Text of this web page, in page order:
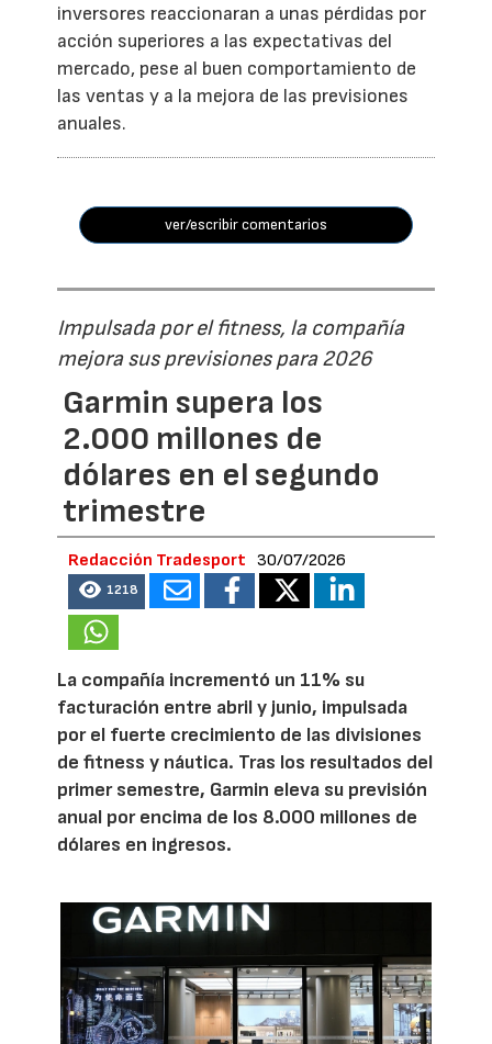
inversores reaccionaran a unas pérdidas por
acción superiores a las expectativas del
mercado, pese al buen comportamiento de
las ventas y a la mejora de las previsiones
anuales.
ver/escribir comentarios
Impulsada por el fitness, la compañía
mejora sus previsiones para 2026
Garmin supera los
2.000 millones de
dólares en el segundo
trimestre
Redacción Tradesport 30/07/2026
1218
La compañía incrementó un 11% su
facturación entre abril y junio, impulsada
por el fuerte crecimiento de las divisiones
de fitness y náutica. Tras los resultados del
primer semestre, Garmin eleva su previsión
anual por encima de los 8.000 millones de
dólares en ingresos.